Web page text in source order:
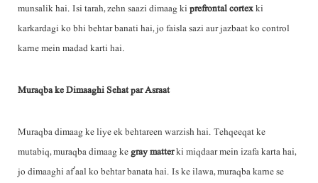
munsalik hai. Isi tarah, zehn saazi dimaag kiprefrontal cortexki
karkardagi ko bhi behtar banati hai, jo faisla sazi aur jazbaat ko control
karne mein madad karti hai.
Muraqba ke Dimaaghi Sehat par Asraat
Muraqba dimaag ke liye ek behtareen warzish hai. Tehqeeqat ke
mutabiq, muraqba dimaag kegray matterki miqdaar mein izafa karta hai,
jo dimaaghi af’aal ko behtar banata hai. Is ke ilawa, muraqba karne se